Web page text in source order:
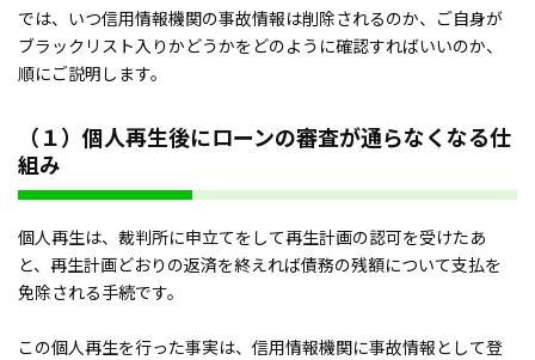
では、いつ信用情報機関の事故情報は削除されるのか、ご自身が
ブラックリスト入りかどうかをどのように確認すればいいのか、
順にご説明します。
（１）個人再生後にローンの審査が通らなくなる仕
組み
個人再生は、裁判所に申立てをして再生計画の認可を受けたあ
と、再生計画どおりの返済を終えれば債務の残額について支払を
免除される手続です。
この個人再生を行った事実は、信用情報機関に事故情報として登